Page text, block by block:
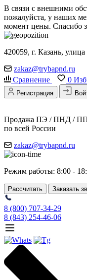
В связи с внешними
пожалуйста, у наших
момент цены. Спасибо
420059, г. Казань,
zakaz@trybapnd.ru
Сравнение
0
Регистрация
Продажа ПЭ / ПНД / ПП
по всей России
zakaz@trybapnd.ru
Режим работы: 8:00 -
Рассчитать Заказать
8 (800) 707-34-29
8 (843) 254-46-06